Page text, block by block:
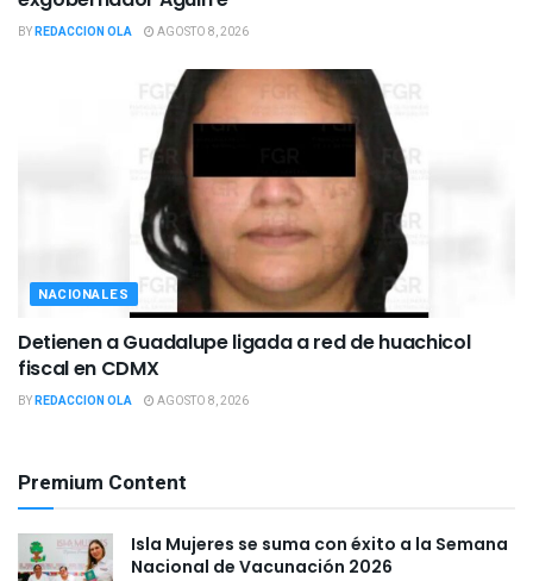
BYREDACCION OLA AGOSTO 8, 2026
NACIONALES
Detienen a Guadalupe ligada a red de huachicol
fiscal en CDMX
BYREDACCION OLA AGOSTO 8, 2026
Premium Content
Isla Mujeres se suma con éxito a la Semana
Nacional de Vacunación 2026